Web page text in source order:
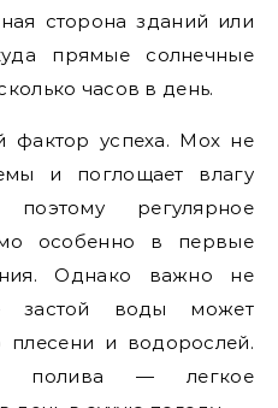
сторона зданий или
прямые солнечные
часов в день.
фактор успеха. Мох не
и поглощает влагу
регулярное
особенно в первые
Однако важно не
застой воды может
и водорослей.
полива — легкое